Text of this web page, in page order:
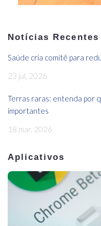
Notícias Recentes
Saúde cria comitê para
23 jul, 2026
Terras raras: entenda por
importantes
18 mar, 2026
Aplicativos